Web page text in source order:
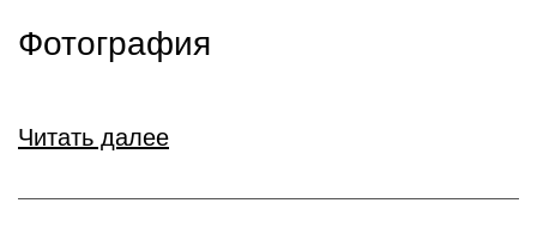
Фотография
Читать далее